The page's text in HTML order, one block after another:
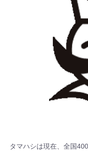
タマハシは現在、全国